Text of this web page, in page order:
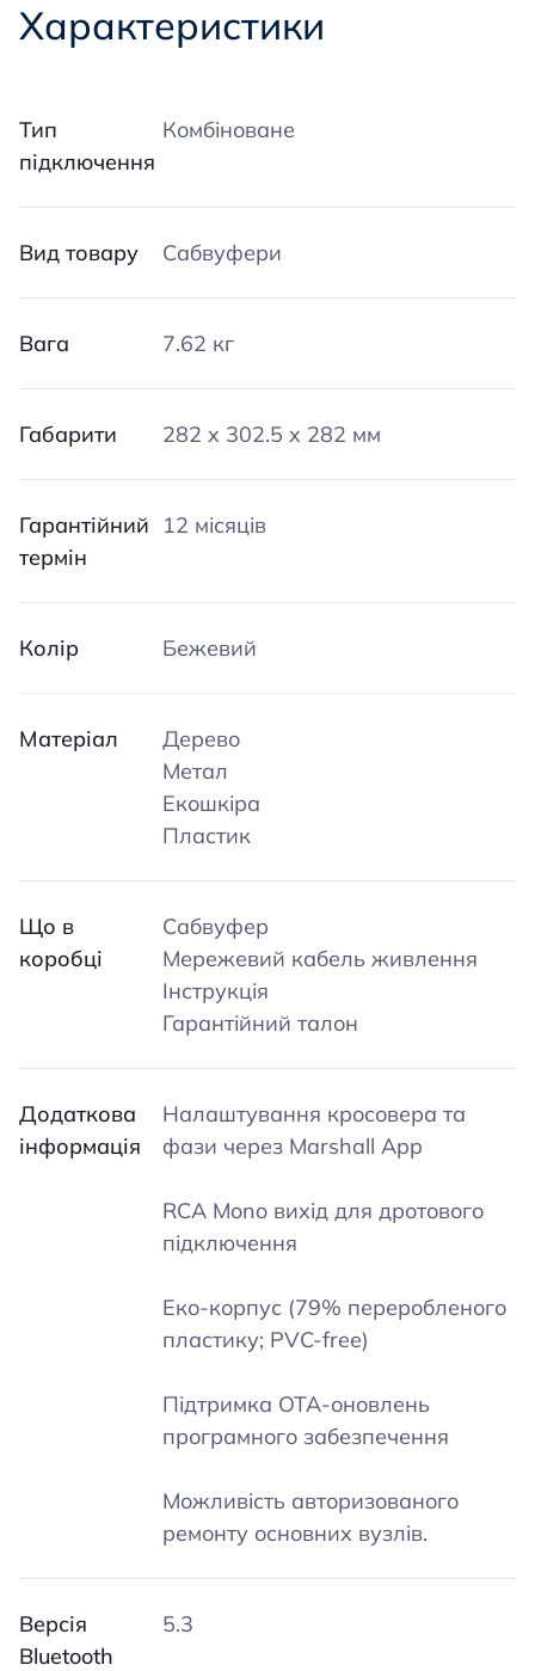
Характеристики
Тип
підключення
Комбіноване
Вид товару Сабвуфери
Вага 7.62 кг
Габарити 282 x 302.5 x 282 мм
Гарантійний
термін
12 місяців
Колір Бежевий
Матеріал
Дерево
Метал
Екошкіра
Пластик
Що в
коробці
Сабвуфер
Мережевий кабель живлення
Інструкція
Гарантійний талон
Додаткова
інформація
Налаштування кросовера та
фази через Marshall App
RCA Mono вихід для дротового
підключення
Еко-корпус (79% переробленого
пластику; PVC-free)
Підтримка OTA-оновлень
програмного забезпечення
Можливість авторизованого
ремонту основних вузлів.
Версія
Bluetooth
5.3